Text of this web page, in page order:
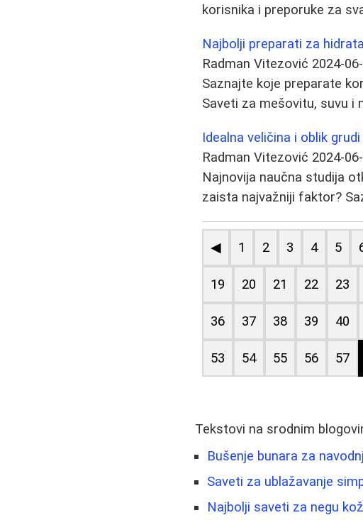
korisnika i preporuke za
Najbolji preparati za
Radman Vitezović 2024-
Saznajte koje preparate
Saveti za mešovitu, suvu i
Idealna veličina i oblik
Radman Vitezović 2024-
Najnovija naučna studija
zaista najvažniji faktor?
◀ 1 2 3 4 5
19 20 21 22 23
36 37 38 39 40
53 54 55 56 57
Tekstovi na srodnim
Bušenje bunara za
Saveti za ublažavanje
Najbolji saveti za negu